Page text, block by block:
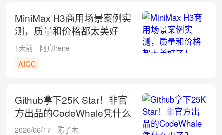
MiniMax H3商用场景案例实
测，质量和价格都太美好
了！
1天前
阿真Irene
AIGC
Github拿下25K Star！非官
方出品的CodeWhale凭什么
火了？
2026/06/17
陈子木